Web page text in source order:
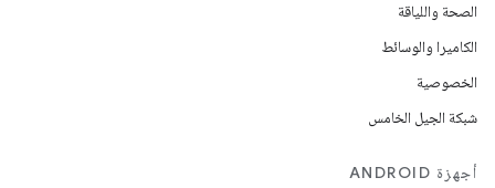
الصحة واللياقة
الكاميرا والوسائط
الخصوصية
شبكة الجيل الخامس
أجهزة ANDROID